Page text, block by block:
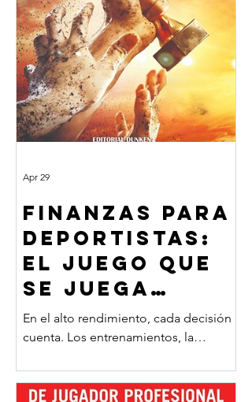
deportista. Realizamos un diagnóstico
financiero integral que incluye:
Estructura de ing
FINANZAS PARA
DEPORTISTAS:
EL JUEGO QUE
SE JUEGA
FUERA DE LA
CANCHA
En el alto rendimiento, cada decisión
cuenta. Los entrenamientos, la
está medido al detalle. Sin embargo,
hay un aspecto clave en la carrera de
Apr 29